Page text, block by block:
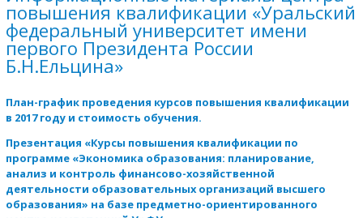
повышения квалификации «Уральский
федеральный университет имени
первого Президента России
Б.Н.Ельцина»
План-график проведения курсов повышения квалификации
в 2017 году и стоимость обучения.
Презентация «Курсы повышения квалификации по
программе «Экономика образования: планирование,
анализ и контроль финансово-хозяйственной
деятельности образовательных организаций высшего
образования» на базе предметно-ориентированного